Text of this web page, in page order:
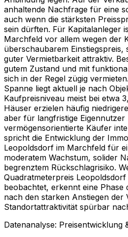
anhaltende Nachfrage für eine
auch wenn die stärksten
sein dürften. Für Kapitalanleger
Marchfeld vor allem wegen der
überschaubarem Einstiegspreis,
guter Vermietbarkeit attraktiv.
gutem Zustand und mit
sich in der Regel zügig
Spanne liegt aktuell je nach
Kaufpreisniveau meist bei etwa
Häuser erzielen häufig
aber für langfristige Eigennutzer
vermögensorientierte Käufer
spricht die Entwicklung der
Leopoldsdorf im Marchfeld für
moderatem Wachstum, solider
begrenztem Rückschlagrisiko.
Quadratmeterpreis
beobachtet, erkennt eine Phase
nach den starken Anstiegen der
Standortattraktivität spürbar
Datenanalyse: Preisentwicklung